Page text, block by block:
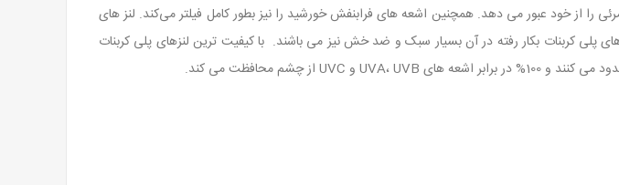
لنز اسپکترون 3 استفاده شده است. سطح تیرگی در این عینک تنها 12 درصد نور مرئی را از خود عبور می دهد. همچنین اشعه های فرابنفش خورشید را نیز بطور کامل فیلتر می‌کند. لنز های
پلی کربنات بکار رفته در آن بسیار سبک و ضد خش نیز می باشند. با کیفیت ترین لنزهای پلی کربنات